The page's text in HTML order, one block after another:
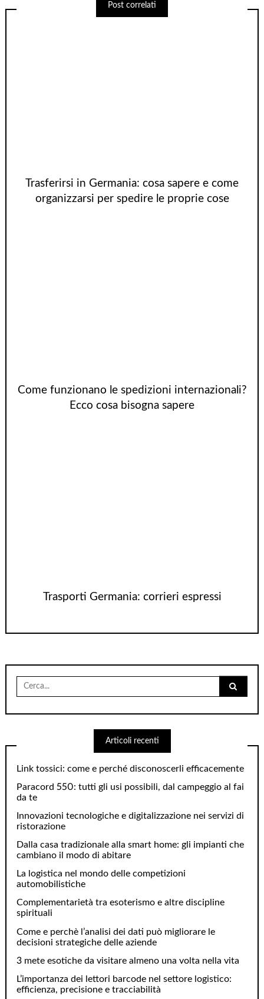
Post correlati
Trasferirsi in Germania: cosa sapere e come
organizzarsi per spedire le proprie cose
Come funzionano le spedizioni internazionali?
Ecco cosa bisogna sapere
Trasporti Germania: corrieri espressi
per:
Articoli recenti
Link tossici: come e perché disconoscerli efficacemente
Paracord 550: tutti gli usi possibili, dal campeggio al fai
da te
Innovazioni tecnologiche e digitalizzazione nei servizi di
ristorazione
Dalla casa tradizionale alla smart home: gli impianti che
cambiano il modo di abitare
La logistica nel mondo delle competizioni
automobilistiche
Complementarietà tra esoterismo e altre discipline
spirituali
Come e perchè l’analisi dei dati può migliorare le
decisioni strategiche delle aziende
3 mete esotiche da visitare almeno una volta nella vita
L’importanza dei lettori barcode nel settore logistico:
efficienza, precisione e tracciabilità